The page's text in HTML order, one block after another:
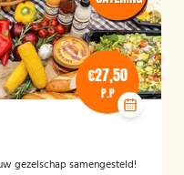
€27,50
P.P
gezelschap samengesteld!